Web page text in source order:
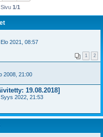
1/1
2021, 08:57
1 2
2008, 21:00
19.08.2018]
2022, 21:53